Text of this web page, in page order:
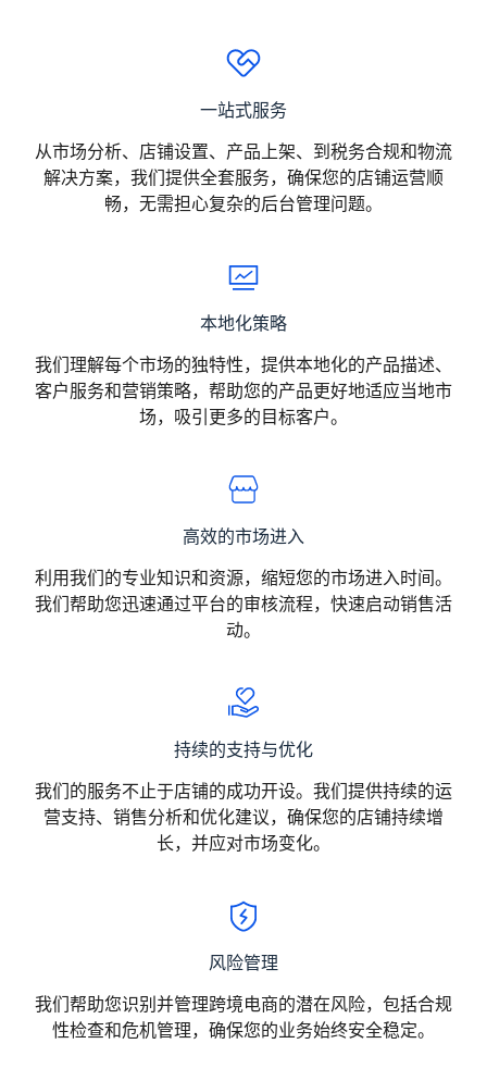
一站式服务
从市场分析、店铺设置、产品上架、到税务合规和物流
解决方案，我们提供全套服务，确保您的店铺运营顺
畅，无需担心复杂的后台管理问题。
本地化策略
我们理解每个市场的独特性，提供本地化的产品描述、
客户服务和营销策略，帮助您的产品更好地适应当地市
场，吸引更多的目标客户。
高效的市场进入
利用我们的专业知识和资源，缩短您的市场进入时间。
我们帮助您迅速通过平台的审核流程，快速启动销售活
动。
持续的支持与优化
我们的服务不止于店铺的成功开设。我们提供持续的运
营支持、销售分析和优化建议，确保您的店铺持续增
长，并应对市场变化。
风险管理
我们帮助您识别并管理跨境电商的潜在风险，包括合规
性检查和危机管理，确保您的业务始终安全稳定。